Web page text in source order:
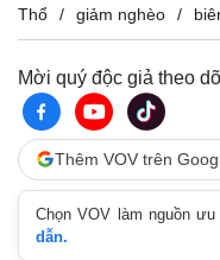
Pháp luật
Tin nóng
Tư vấn luật
Thổ
giảm nghèo
Mời quý độc giả theo
Thêm VOV trên
Chọn VOV làm nguồn
dẫn.